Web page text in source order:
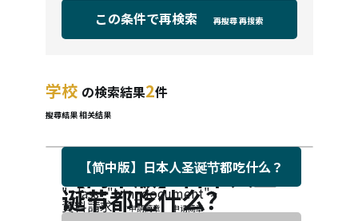
この条件で再検索 再搜尋再搜索
学校 の検索結果2件
搜尋結果相关结果
【简中版】日本人圣诞节都吃什么？
" class="btn_document">
資料請求申請簡章 申请简章
【简中版】日本人圣
诞节都吃什么？